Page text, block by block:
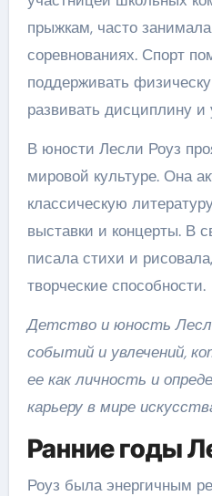
прыжкам, часто
соревнованиях. Спорт
поддерживать
развивать дисциплину и
В юности Лесли Роуз
мировой культуре. Она
классическую
выставки и концерты. В
писала стихи и
творческие способности.
Детство и юность
событий и увлечений,
ее как личность и
карьеру в мире
Ранние годы
Роуз была энергичным